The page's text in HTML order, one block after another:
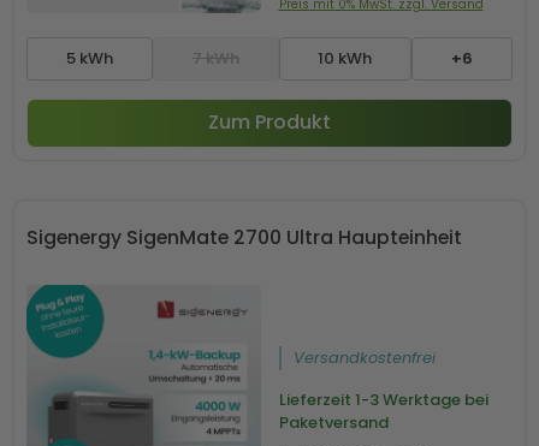
5 kWh 7 kWh 10 kWh +6
Preis mit 0% MwSt. zzgl. Versand
Zum Produkt
-50 € mit Code SP50
Sigenergy SigenMate 2700 Ultra Haupteinheit
Versandkostenfrei
Lieferzeit 1-3 Werktage bei
Paketversand